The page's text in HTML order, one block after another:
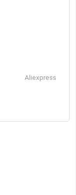
Aliexpress